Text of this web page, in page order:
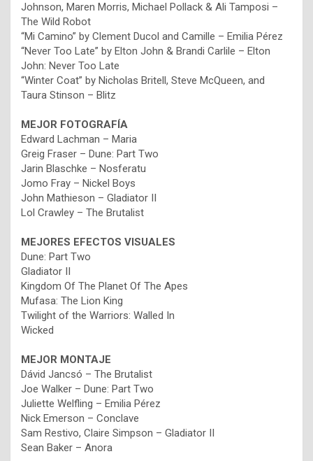
Johnson, Maren Morris, Michael Pollack & Ali Tamposi –
The Wild Robot
“Mi Camino” by Clement Ducol and Camille – Emilia Pérez
“Never Too Late” by Elton John & Brandi Carlile – Elton
John: Never Too Late
“Winter Coat” by Nicholas Britell, Steve McQueen, and
Taura Stinson – Blitz
MEJOR FOTOGRAFÍA
Edward Lachman – Maria
Greig Fraser – Dune: Part Two
Jarin Blaschke – Nosferatu
Jomo Fray – Nickel Boys
John Mathieson – Gladiator II
Lol Crawley – The Brutalist
MEJORES EFECTOS VISUALES
Dune: Part Two
Gladiator II
Kingdom Of The Planet Of The Apes
Mufasa: The Lion King
Twilight of the Warriors: Walled In
Wicked
MEJOR MONTAJE
Dávid Jancsó – The Brutalist
Joe Walker – Dune: Part Two
Juliette Welfling – Emilia Pérez
Nick Emerson – Conclave
Sam Restivo, Claire Simpson – Gladiator II
Sean Baker – Anora